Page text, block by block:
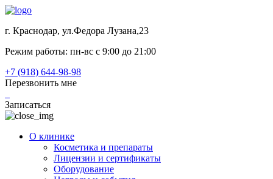
г. Краснодар, ул.Федора Лузана,23
Режим работы: пн-вс c 9:00 до 21:00
+7 (918) 644-98-98
Перезвонить мне
Записаться
О клинике
Косметика и препараты
Лицензии и сертификаты
Оборудование